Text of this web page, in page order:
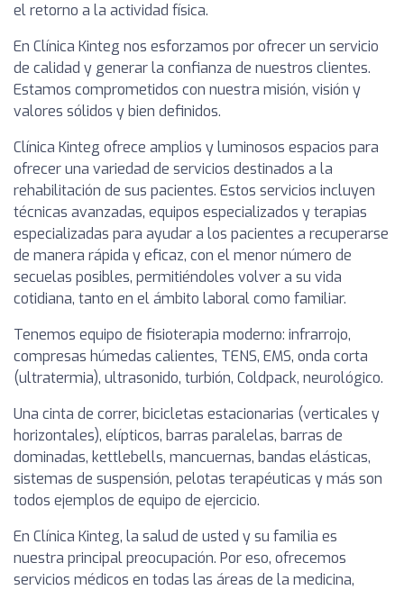
el retorno a la actividad física.
En Clínica Kinteg nos esforzamos por ofrecer un servicio
de calidad y generar la confianza de nuestros clientes.
Estamos comprometidos con nuestra misión, visión y
valores sólidos y bien definidos.
Clínica Kinteg ofrece amplios y luminosos espacios para
ofrecer una variedad de servicios destinados a la
rehabilitación de sus pacientes. Estos servicios incluyen
técnicas avanzadas, equipos especializados y terapias
especializadas para ayudar a los pacientes a recuperarse
de manera rápida y eficaz, con el menor número de
secuelas posibles, permitiéndoles volver a su vida
cotidiana, tanto en el ámbito laboral como familiar.
Tenemos equipo de fisioterapia moderno: infrarrojo,
compresas húmedas calientes, TENS, EMS, onda corta
(ultratermia), ultrasonido, turbión, Coldpack, neurológico.
Una cinta de correr, bicicletas estacionarias (verticales y
horizontales), elípticos, barras paralelas, barras de
dominadas, kettlebells, mancuernas, bandas elásticas,
sistemas de suspensión, pelotas terapéuticas y más son
todos ejemplos de equipo de ejercicio.
En Clínica Kinteg, la salud de usted y su familia es
nuestra principal preocupación. Por eso, ofrecemos
servicios médicos en todas las áreas de la medicina,